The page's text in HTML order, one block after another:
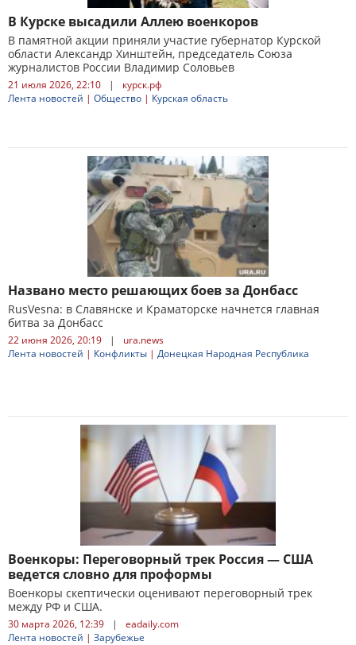
В Курске высадили Аллею военкоров
В памятной акции приняли участие губернатор Курской
области Александр Хинштейн, председатель Союза
журналистов России Владимир Соловьев
21 июля 2026, 22:10 |
курск.рф
Лента новостей | Общество | Курская область
Названо место решающих боев за Донбасс
RusVesna: в Славянске и Краматорске начнется главная
битва за Донбасс
22 июня 2026, 20:19 |
ura.news
Лента новостей | Конфликты | Донецкая Народная Республика
Военкоры: Переговорный трек Россия — США
ведется словно для проформы
Военкоры скептически оценивают переговорный трек
между РФ и США.
30 марта 2026, 12:39 |
eadaily.com
Лента новостей | Зарубежье